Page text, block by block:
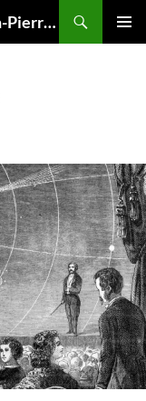
LUMINESCIENCES : le blog de Jean-Pierre LUMINET, astrophysicien